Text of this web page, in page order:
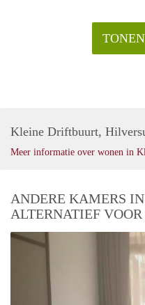
Kleine Driftbuurt,
Meer informatie over wonen in
ANDERE KAMERS IN
ALTERNATIEF